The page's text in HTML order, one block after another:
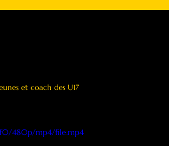
et coach des U17
480p/mp4/file.mp4